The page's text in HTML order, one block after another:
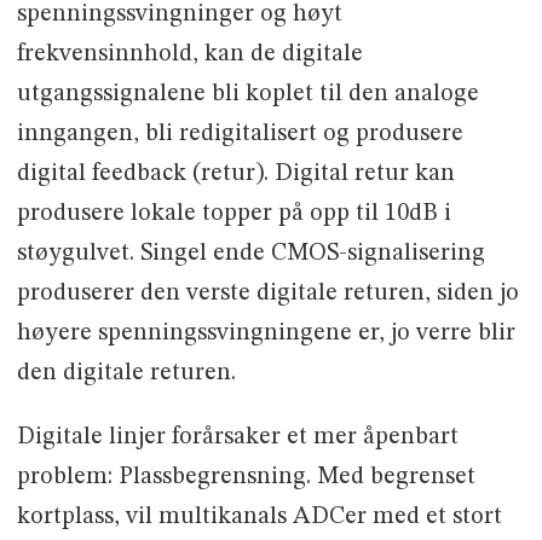
spenningssvingninger og høyt
frekvensinnhold, kan de digitale
utgangssignalene bli koplet til den analoge
inngangen, bli redigitalisert og produsere
digital feedback (retur). Digital retur kan
produsere lokale topper på opp til 10dB i
støygulvet. Singel ende CMOS-signalisering
produserer den verste digitale returen, siden jo
høyere spenningssvingningene er, jo verre blir
den digitale returen.
Digitale linjer forårsaker et mer åpenbart
problem: Plassbegrensning. Med begrenset
kortplass, vil multikanals ADCer med et stort